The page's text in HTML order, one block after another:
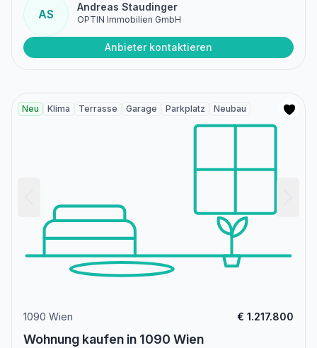
AS
Andreas Staudinger
OPTIN Immobilien GmbH
Anbieter kontaktieren
Neu Klima Terrasse Garage Parkplatz Neubau
1090 Wien € 1.217.800
Wohnung kaufen in 1090 Wien